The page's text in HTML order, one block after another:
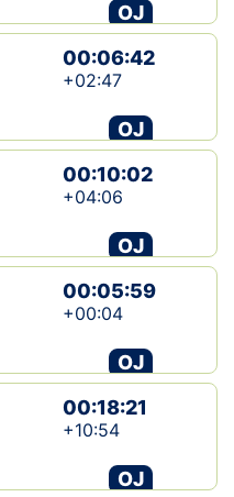
OJ
00:06:42
+02:47
OJ
00:10:02
+04:06
OJ
00:05:59
+00:04
OJ
00:18:21
+10:54
OJ